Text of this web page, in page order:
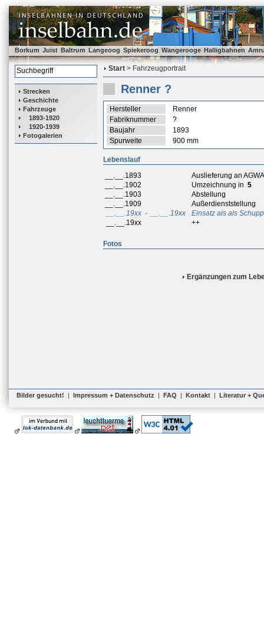
Borkum Juist Baltrum Langeoog Spiekeroog Wangerooge Halligbahnen
Strecken
Geschichte
Fahrzeuge
1893-1920
1920-1939
Fotogalerien
Start > Fahrzeugportrait
Renner ?
Hersteller
Renner
Fabriknummer
?
Baujahr
1893
Spurweite
900 mm
Lebenslauf
__.__.1893
Auslieferung an
__.__.1902
Umzeichnung in 5
__.__.1903
Abstellung
__.__.1909
Außerdienststellung
__.__.19xx - __.__.19xx
Einsatz als als
__.__.19xx
++
Fotos
Ergänzungen zum
Bilder gesucht! | Impressum + Datenschutz | FAQ | Kontakt | Literatur +